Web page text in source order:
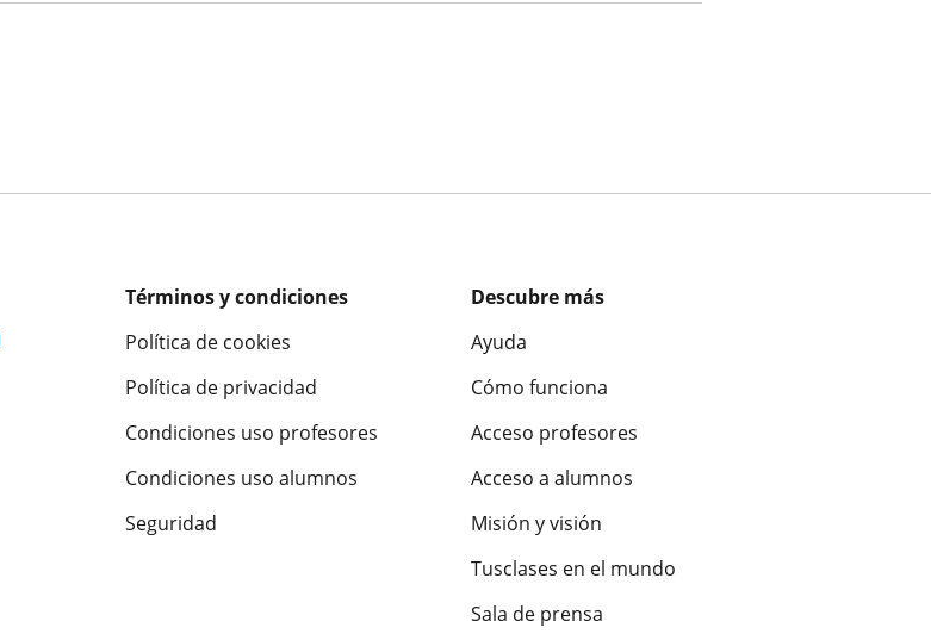
Términos y condiciones
Política de cookies
Política de privacidad
Condiciones uso profesores
Condiciones uso alumnos
Seguridad
Descubre más
Ayuda
Cómo funciona
Acceso profesores
Acceso a alumnos
Misión y visión
Tusclases en el mundo
Sala de prensa